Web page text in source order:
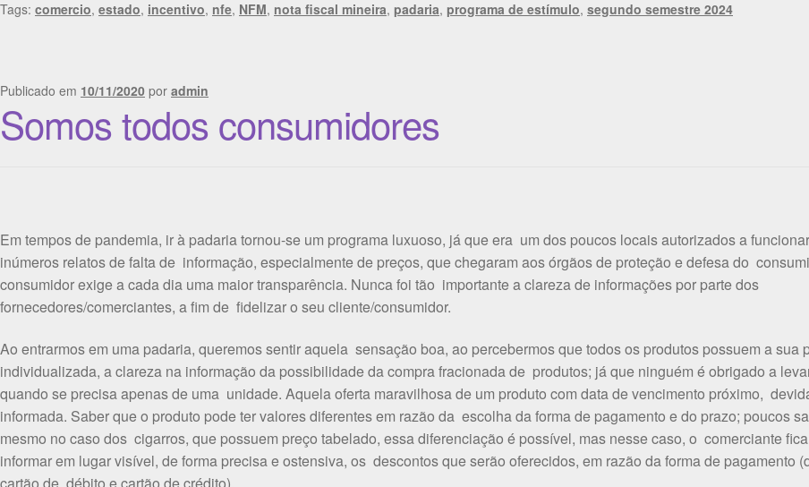
Tags: comercio, estado, incentivo, nfe, NFM, nota fiscal mineira, padaria, programa de estímulo, segundo semestre 2024
Publicado em 10/11/2020 por admin
Somos todos consumidores
Em tempos de pandemia, ir à padaria tornou-se um programa luxuoso, já que era um dos poucos locais autorizados a
inúmeros relatos de falta de informação, especialmente de preços, que chegaram aos órgãos de proteção e defesa do
consumidor exige a cada dia uma maior transparência. Nunca foi tão importante a clareza de informações por parte dos
fornecedores/comerciantes, a fim de fidelizar o seu cliente/consumidor.
Ao entrarmos em uma padaria, queremos sentir aquela sensação boa, ao percebermos que todos os produtos possuem a sua
individualizada, a clareza na informação da possibilidade da compra fracionada de produtos; já que ninguém é obrigado a
quando se precisa apenas de uma unidade. Aquela oferta maravilhosa de um produto com data de vencimento próximo,
informada. Saber que o produto pode ter valores diferentes em razão da escolha da forma de pagamento e do prazo; poucos
mesmo no caso dos cigarros, que possuem preço tabelado, essa diferenciação é possível, mas nesse caso, o comerciante
informar em lugar visível, de forma precisa e ostensiva, os descontos que serão oferecidos, em razão da forma de pagamento